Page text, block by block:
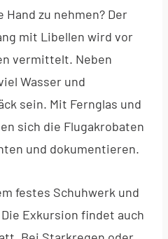
zu nehmen? Der
mit Libellen wird vor
vermittelt. Neben
Wasser und
sein. Mit Fernglas und
sich die Flugakrobaten
und dokumentieren.
festes Schuhwerk und
Exkursion findet auch